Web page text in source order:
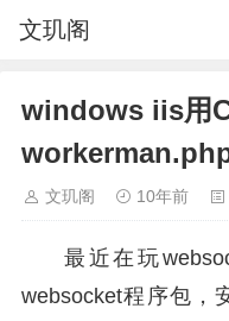
文玑阁
windows iis用
文玑阁 10年前
最近在玩
websocket程序包，